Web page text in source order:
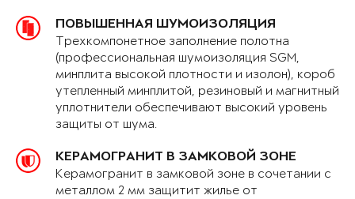
ПОВЫШЕННАЯ ШУМОИЗОЛЯЦИЯ
Трехкомпонетное заполнение полотна
(профессиональная шумоизоляция SGM,
минплита высокой плотности и изолон), короб
утепленный минплитой, резиновый и магнитный
уплотнители обеспечивают высокий уровень
защиты от шума.
КЕРАМОГРАНИТ В ЗАМКОВОЙ ЗОНЕ
Керамогранит в замковой зоне в сочетании с
металлом 2 мм защитит жилье от